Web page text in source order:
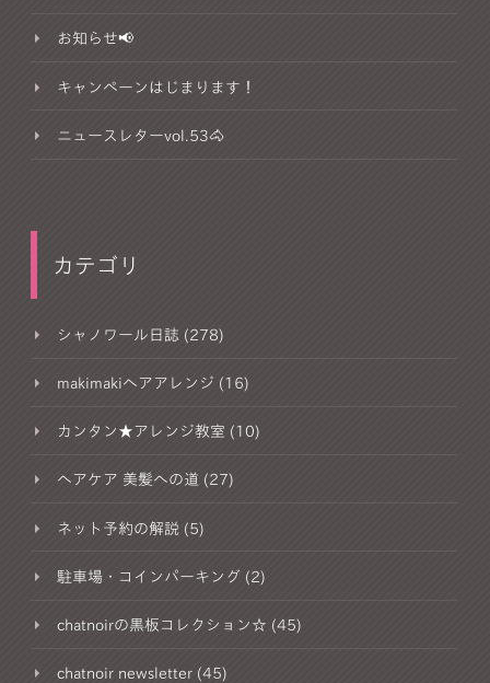
お知らせ📢
キャンペーンはじまります！
ニュースレターvol.53🐴
カテゴリ
シャノワール日誌 (278)
makimakiヘアアレンジ (16)
カンタン★アレンジ教室 (10)
ヘアケア 美髪への道 (27)
ネット予約の解説 (5)
駐車場・コインパーキング (2)
chatnoirの黒板コレクション☆ (45)
chatnoir newsletter (45)